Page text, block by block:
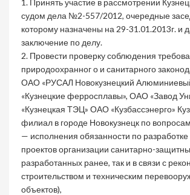
1. Принять участие в рассмотрении
судом дела №2-557/2012, очередные
которому назначены на 29-31.01.2013г. и
заключение по делу.
2. Провести проверку соблюдения
природоохранног о и санитарного
ОАО «РУСАЛ Новокузнецкий
«Кузнецкие ферросплавы», ОАО «Завод
«Кузнецкая ТЭЦ» ОАО «Кузбассэнерго»
филиал в городе Новокузнецк по
— исполнения обязанности по
проектов организации санитарно-
разработанных ранее, так и в связи с
строительством и техническим
объектов),